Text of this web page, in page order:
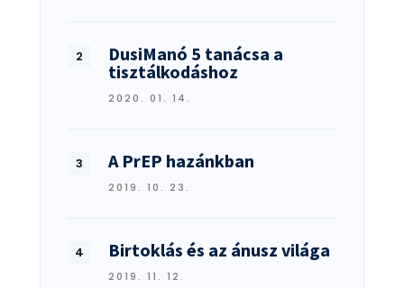
DusiManó 5 tanácsa a
tisztálkodáshoz
2020. 01. 14.
A PrEP hazánkban
2019. 10. 23.
Birtoklás és az ánusz világa
2019. 11. 12.